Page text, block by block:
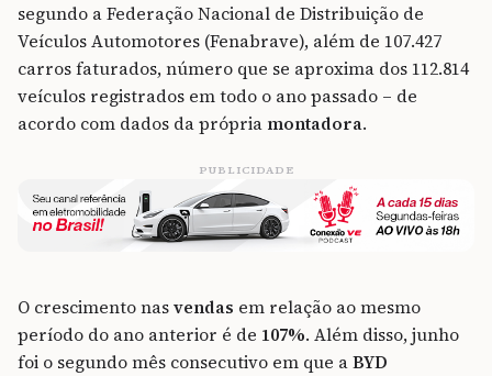
segundo a Federação Nacional de Distribuição de
Veículos Automotores (Fenabrave), além de 107.427
carros faturados, número que se aproxima dos 112.814
veículos registrados em todo o ano passado – de
acordo com dados da própria montadora.
PUBLICIDADE
O crescimento nasvendas em relação ao mesmo
período do ano anterior é de 107%. Além disso, junho
foi o segundo mês consecutivo em que aBYD